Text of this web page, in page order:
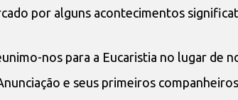
por alguns acontecimentos
nos para a Eucaristia no lugar de
e seus primeiros